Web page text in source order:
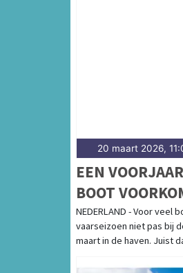
20 maart 2026,
EEN
BOOT
WATER
NEDERLAND - Voor veel
vaarseizoen niet pas bij
maart in de haven. Juist